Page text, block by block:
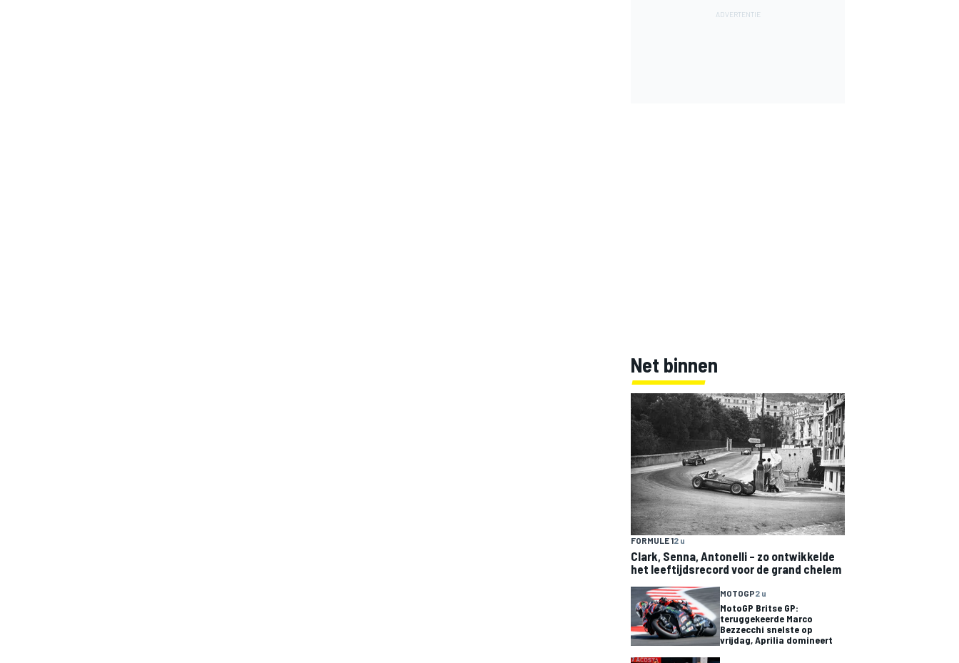
Net binnen
FORMULE 12 u
Clark, Senna, Antonelli – zo ontwikkelde
het leeftijdsrecord voor de grand chelem
MOTOGP2 u
MotoGP Britse GP:
teruggekeerde Marco
Bezzecchi snelste op
vrijdag, Aprilia domineert